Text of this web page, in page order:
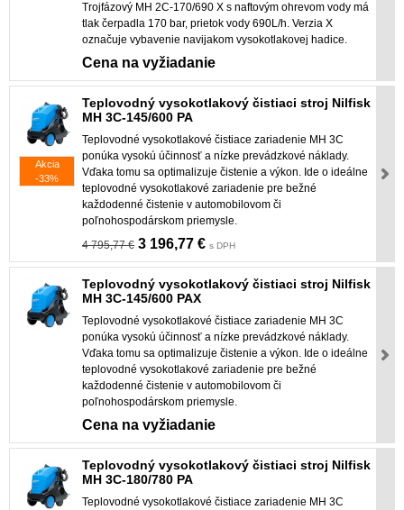
Trojfázový MH 2C-170/690 X s naftovým ohrevom vody má
tlak čerpadla 170 bar, prietok vody 690L/h. Verzia X
označuje vybavenie navijakom vysokotlakovej hadice.
Cena na vyžiadanie
Akcia
-33%
Teplovodný vysokotlakový čistiaci stroj Nilfisk
MH 3C-145/600 PA
Teplovodné vysokotlakové čistiace zariadenie MH 3C
ponúka vysokú účinnosť a nízke prevádzkové náklady.
Vďaka tomu sa optimalizuje čistenie a výkon. Ide o ideálne
teplovodné vysokotlakové zariadenie pre bežné
každodenné čistenie v automobilovom či
poľnohospodárskom priemysle.
4 795,77 € 3 196,77 € s DPH
Teplovodný vysokotlakový čistiaci stroj Nilfisk
MH 3C-145/600 PAX
Teplovodné vysokotlakové čistiace zariadenie MH 3C
ponúka vysokú účinnosť a nízke prevádzkové náklady.
Vďaka tomu sa optimalizuje čistenie a výkon. Ide o ideálne
teplovodné vysokotlakové zariadenie pre bežné
každodenné čistenie v automobilovom či
poľnohospodárskom priemysle.
Cena na vyžiadanie
Teplovodný vysokotlakový čistiaci stroj Nilfisk
MH 3C-180/780 PA
Teplovodné vysokotlakové čistiace zariadenie MH 3C